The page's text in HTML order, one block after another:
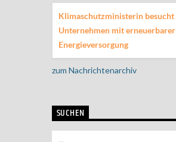
Klimaschutzministerin besucht
Unternehmen mit erneuerbarer
Energieversorgung
zum Nachrichtenarchiv
SUCHEN